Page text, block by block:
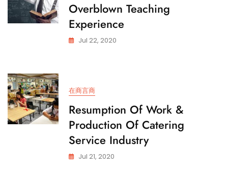
Overblown Teaching
Experience
Jul 22, 2020
在商言商
Resumption Of Work &
Production Of Catering
Service Industry
Jul 21, 2020